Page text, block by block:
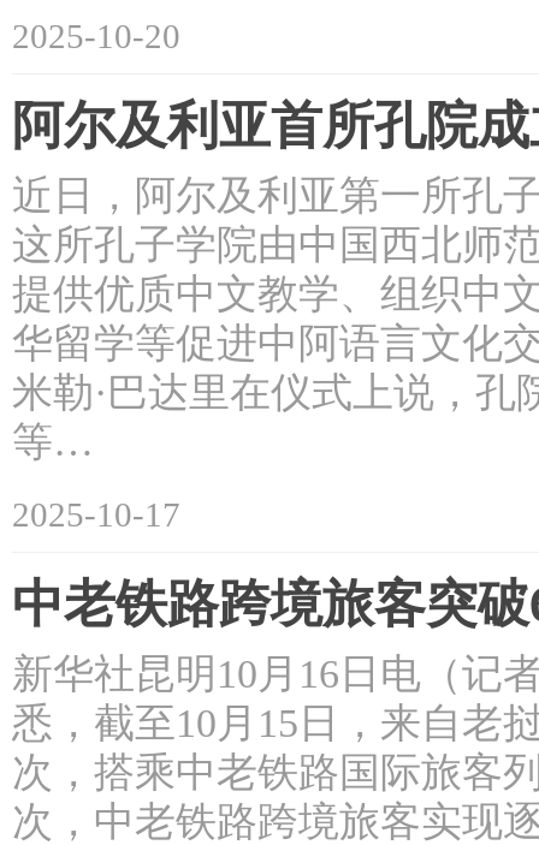
2025-10-20
阿尔及利亚首所孔院
近日，阿尔及利亚第一所孔
这所孔子学院由中国西北师
提供优质中文教学、组织中
华留学等促进中阿语言文化
米勒·巴达里在仪式上说，
等…
2025-10-17
中老铁路跨境旅客突
新华社昆明10月16日电（记
悉，截至10月15日，来自老
次，搭乘中老铁路国际旅客
次，中老铁路跨境旅客实现